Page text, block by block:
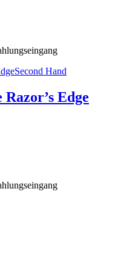
Second Hand
Edge